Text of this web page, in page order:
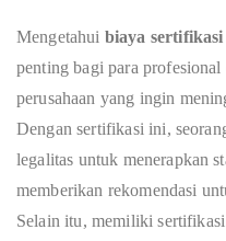
Mengetahui biaya
penting bagi para
perusahaan yang ingin
Dengan sertifikasi ini,
legalitas untuk menerapkan
memberikan rekomendasi
Selain itu, memiliki